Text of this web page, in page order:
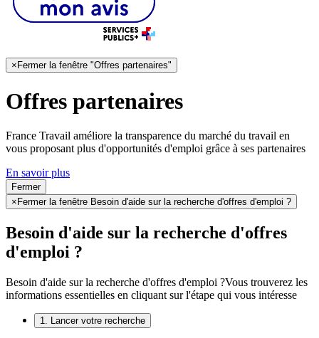
× Fermer la fenêtre "Offres partenaires"
Offres partenaires
France Travail améliore la transparence du marché du travail en
vous proposant plus d'opportunités d'emploi grâce à ses partenaires
En savoir plus
Fermer
× Fermer la fenêtre Besoin d'aide sur la recherche d'offres d'emploi ?
Besoin d'aide sur la recherche d'offres
d'emploi ?
Besoin d'aide sur la recherche d'offres d'emploi ?Vous trouverez les
informations essentielles en cliquant sur l'étape qui vous intéresse
1. Lancer votre recherche